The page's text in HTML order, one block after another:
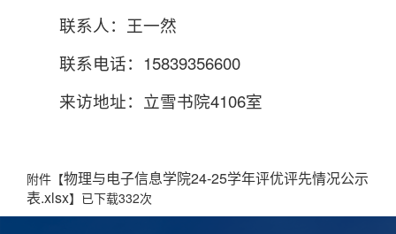
联系人：王一然
联系电话：15839356600
来访地址：立雪书院4106室
附件【物理与电子信息学院24-25学年评优评先情况公示
表.xlsx】已下载332次